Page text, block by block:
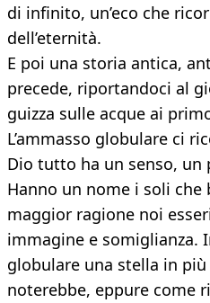
di infinito, un’eco che
dell’eternità.
E poi una storia antica,
precede, riportandoci al
guizza sulle acque ai
L’ammasso globulare ci
Dio tutto ha un senso, un
Hanno un nome i soli che
maggior ragione noi
immagine e somiglianza.
globulare una stella in
noterebbe, eppure come